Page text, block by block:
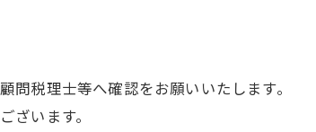
税理士等へ確認をお願いいたします。
います。